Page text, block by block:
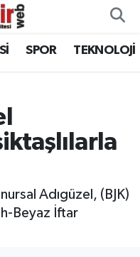
SPOR TEKNOLOJİ
Adıgüzel, (BJK)
Beyaz İftar
Fikstür